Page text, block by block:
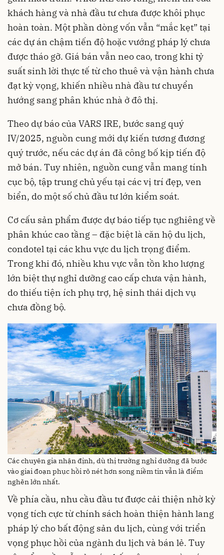
khách hàng và nhà đầu tư chưa được khôi phục
hoàn toàn. Một phần dòng vốn vẫn “mắc kẹt” tại
các dự án chậm tiến độ hoặc vướng pháp lý chưa
được tháo gỡ. Giá bán vẫn neo cao, trong khi tỷ
suất sinh lời thực tế từ cho thuê và vận hành chưa
đạt kỳ vọng, khiến nhiều nhà đầu tư chuyển
hướng sang phân khúc nhà ở đô thị.
Theo dự báo của VARS IRE, bước sang quý
IV/2025, nguồn cung mới dự kiến tương đương
quý trước, nếu các dự án đã công bố kịp tiến độ
mở bán. Tuy nhiên, nguồn cung vẫn mang tính
cục bộ, tập trung chủ yếu tại các vị trí đẹp, ven
biển, do một số chủ đầu tư lớn kiểm soát.
Cơ cấu sản phẩm được dự báo tiếp tục nghiêng về
phân khúc cao tầng – đặc biệt là căn hộ du lịch,
condotel tại các khu vực du lịch trọng điểm.
Trong khi đó, nhiều khu vực vẫn tồn kho lượng
lớn biệt thự nghỉ dưỡng cao cấp chưa vận hành,
do thiếu tiện ích phụ trợ, hệ sinh thái dịch vụ
chưa đồng bộ.
Các chuyên gia nhận định, dù thị trường nghỉ dưỡng đã bước
vào giai đoạn phục hồi rõ nét hơn song niềm tin vẫn là điểm
nghẽn lớn nhất.
Về phía cầu, nhu cầu đầu tư được cải thiện nhờ kỳ
vọng tích cực từ chính sách hoàn thiện hành lang
pháp lý cho bất động sản du lịch, cùng với triển
vọng phục hồi của ngành du lịch và bán lẻ. Tuy